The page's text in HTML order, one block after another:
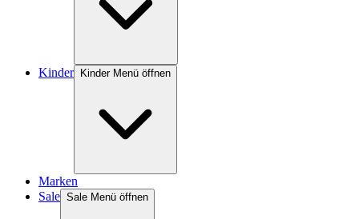
Kinder Kinder Menü öffnen
Marken
Sale Sale Menü öffnen